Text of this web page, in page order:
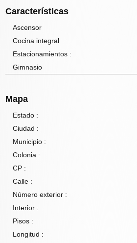
Características
Ascensor
Cocina integral
Estacionamientos :
Gimnasio
Mapa
Estado :
Ciudad :
Municipio :
Colonia :
CP :
Calle :
Número exterior :
Interior :
Pisos :
Longitud :